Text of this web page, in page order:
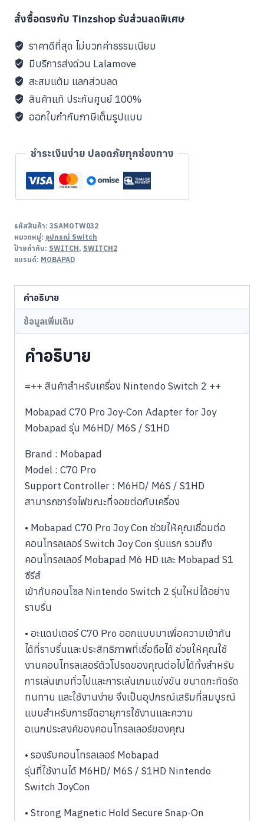
สั่งซื้อตรงกับ Tinzshop รับส่วนลดพิเศษ
ราคาดีที่สุด ไม่บวกค่าธรรมเนียม
มีบริการส่งด่วน Lalamove
สะสมแต้ม แลกส่วนลด
สินค้าแท้ ประกันศูนย์ 100%
ออกใบกำกับภาษีเต็มรูปแบบ
ชำระเงินง่าย ปลอดภัยทุกช่องทาง
รหัสสินค้า: 3SAMOTW032
หมวดหมู่: อุปกรณ์ Switch
ป้ายกำกับ: SWITCH, SWITCH2
แบรนด์: MOBAPAD
คำอธิบาย
ข้อมูลเพิ่มเติม
คำอธิบาย
=++ สินค้าสำหรับเครื่อง Nintendo Switch 2 ++
Mobapad C70 Pro Joy-Con Adapter for Joy
Mobapad รุ่น M6HD/ M6S / S1HD
Brand : Mobapad
Model : C70 Pro
Support Controller : M6HD/ M6S / S1HD
สามารถชาร์จไฟขณะที่จอยต่อกับเครื่อง
• Mobapad C70 Pro Joy Con ช่วยให้คุณเชื่อมต่อ
คอนโทรลเลอร์ Switch Joy Con รุ่นแรก รวมถึง
คอนโทรลเลอร์ Mobapad M6 HD และ Mobapad S1
ซีรีส์
เข้ากับคอนโซล Nintendo Switch 2 รุ่นใหม่ได้อย่าง
ราบรื่น
• อะแดปเตอร์ C70 Pro ออกแบบมาเพื่อความเข้ากัน
ได้ที่ราบรื่นและประสิทธิภาพที่เชื่อถือได้ ช่วยให้คุณใช้
งานคอนโทรลเลอร์ตัวโปรดของคุณต่อไปได้ทั้งสำหรับ
การเล่นเกมทั่วไปและการเล่นเกมแข่งขัน ขนาดกะทัดรัด
ทนทาน และใช้งานง่าย จึงเป็นอุปกรณ์เสริมที่สมบูรณ์
แบบสำหรับการยืดอายุการใช้งานและความ
อเนกประสงค์ของคอนโทรลเลอร์ของคุณ
• รองรับคอนโทรลเลอร์ Mobapad
รุ่นที่ใช้งานได้ M6HD/ M6S / S1HD Nintendo
Switch JoyCon
• Strong Magnetic Hold Secure Snap-On